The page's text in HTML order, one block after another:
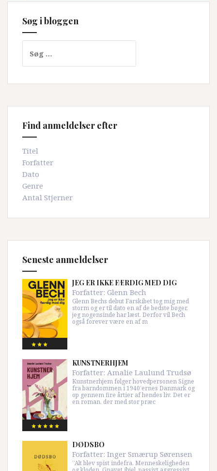
Søg i bloggen
efter:
Find anmeldelser efter
Titel
Forfatter
Dato
Genre
Antal Stjerner
Seneste anmeldelser
JEG ER IKKE FÆRDIG MED DIG
Forfatter: Glenn Bech
Glenn Bechs debut Farskibet tog mig med
storm og er til dato en af de bedste bøger,
jeg nogensinde har læst. Derfor vil Bech
også forever være en af m
KUNSTNERHJEM
Forfatter: Amalie Laulund Trudsø
Kunstnerhjem følger hovedpersonen Signe
fra barndommen i 1940’ernes Danmark og
op gennem fire årtier af hendes liv. Det er
en roman, der med stor præc
DØDSBO
Forfatter: Inger Smærup Sørensen
”Alt blev spist indefra. Menneskeligheden